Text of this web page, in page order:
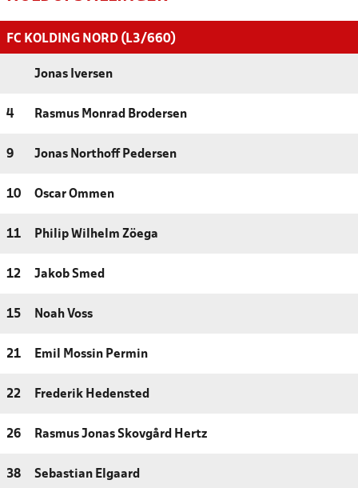
FC KOLDING NORD (L3/660)
Jonas Iversen
4 Rasmus Monrad Brodersen
9 Jonas Northoff Pedersen
10 Oscar Ommen
11 Philip Wilhelm Zöega
12 Jakob Smed
15 Noah Voss
21 Emil Mossin Permin
22 Frederik Hedensted
26 Rasmus Jonas Skovgård Hertz
38 Sebastian Elgaard